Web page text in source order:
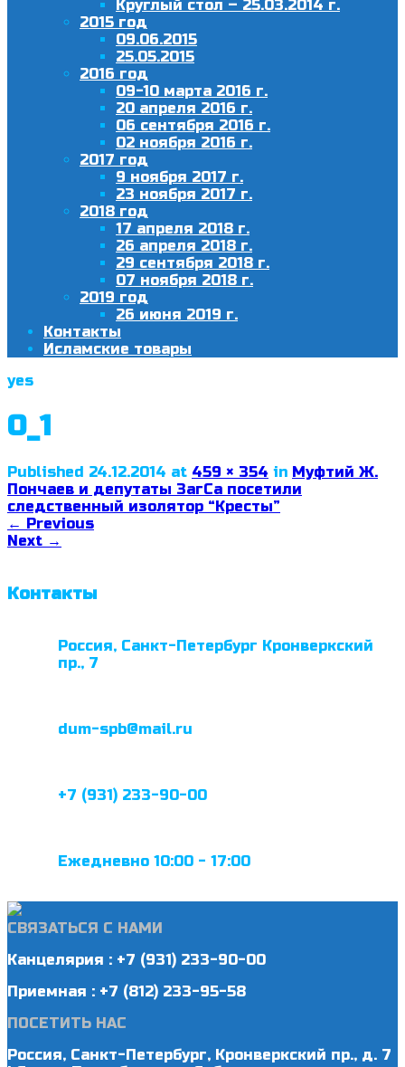
Круглый стол – 25.03.2014 г.
2015 год
09.06.2015
25.05.2015
2016 год
09-10 марта 2016 г.
20 апреля 2016 г.
06 сентября 2016 г.
02 ноября 2016 г.
2017 год
9 ноября 2017 г.
23 ноября 2017 г.
2018 год
17 апреля 2018 г.
26 апреля 2018 г.
29 сентября 2018 г.
07 ноября 2018 г.
2019 год
26 июня 2019 г.
Контакты
Исламские товары
yes
0_1
Published 24.12.2014 at 459 × 354 in Муфтий Ж.
Пончаев и депутаты ЗагСа посетили
следственный изолятор “Кресты”
← Previous
Next →
Контакты
Россия, Санкт-Петербург Кронверкский
пр., 7
dum-spb@mail.ru
+7 (931) 233-90-00
Ежедневно 10:00 - 17:00
СВЯЗАТЬСЯ С НАМИ
Канцелярия : +7 (931) 233-90-00
Приемная : +7 (812) 233-95-58
ПОСЕТИТЬ НАС
Россия, Санкт-Петербург, Кронверкский пр., д. 7